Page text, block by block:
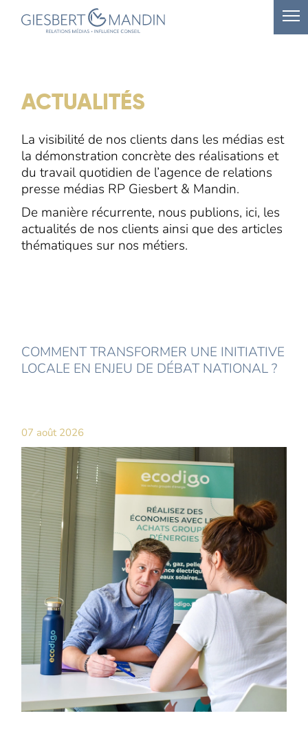
ACTUALITÉS
La visibilité de nos clients dans les médias est
la démonstration concrète des réalisations et
du travail quotidien de l’agence de relations
presse médias RP Giesbert & Mandin.
De manière récurrente, nous publions, ici, les
actualités de nos clients ainsi que des articles
thématiques sur nos métiers.
COMMENT TRANSFORMER UNE INITIATIVE
LOCALE EN ENJEU DE DÉBAT NATIONAL ?
07 août 2026